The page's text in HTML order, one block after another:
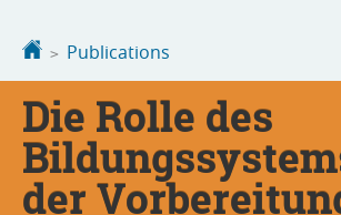
Homepage
Publications
Die Rolle des
der